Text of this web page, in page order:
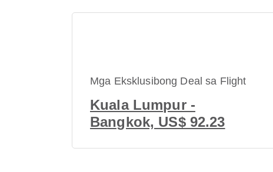
Mga Eksklusibong Deal sa Flight
Kuala Lumpur -
Bangkok, US$ 92.23